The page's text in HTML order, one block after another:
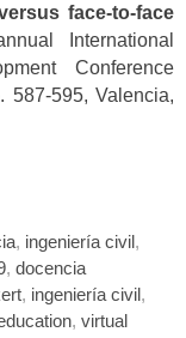
face-to-face
International
Conference
587-595, Valencia,
, ingeniería civil,
, docencia
, ingeniería civil,
, virtual